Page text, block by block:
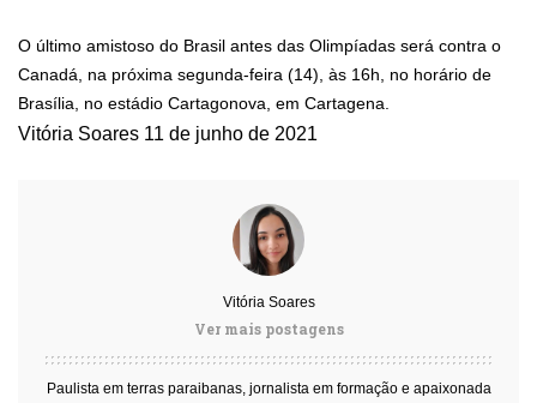
O último amistoso do Brasil antes das Olimpíadas será contra o
Canadá, na próxima segunda-feira (14), às 16h, no horário de
Brasília, no estádio Cartagonova, em Cartagena.
Vitória Soares 11 de junho de 2021
Vitória Soares
Ver mais postagens
Paulista em terras paraibanas, jornalista em formação e apaixonada